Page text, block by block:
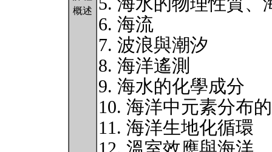
概述
6. 海流
7. 波浪與潮汐
8. 海洋遙測
9. 海水的化學成分
10. 海洋中元素分布
11. 海洋生地化循環